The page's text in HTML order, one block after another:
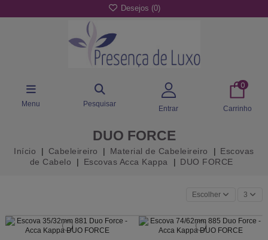
Desejos (0)
Menu Pesquisar
Entrar
0
Carrinho
DUO FORCE
Início Cabeleireiro Material de Cabeleireiro
Escovas
de Cabelo
Escovas Acca Kappa DUO FORCE
Escolher 3